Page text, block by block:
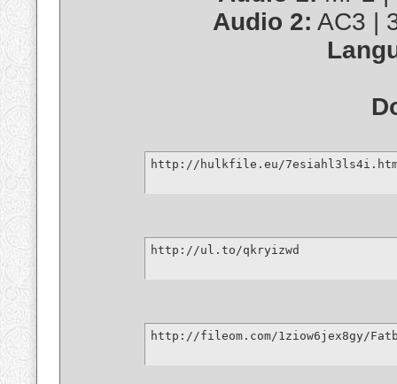
Audio 2: AC3 |
http://hulkfile.eu/
http://ul.to/qkryizwd
http://fileom.com/1ziow6jex8gy/